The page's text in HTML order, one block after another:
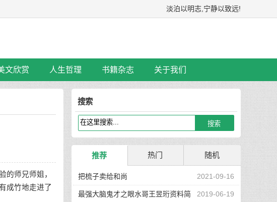
淡泊以明志,宁静以致远!
文欣赏 人生哲理 书籍杂志 关于我们
师兄师姐，
成竹地走进了
搜索
推荐 热门 随机
2021-09-16
把梳子卖给和尚
2019-06-19
最强大脑鬼才之眼水哥王昱珩资料简